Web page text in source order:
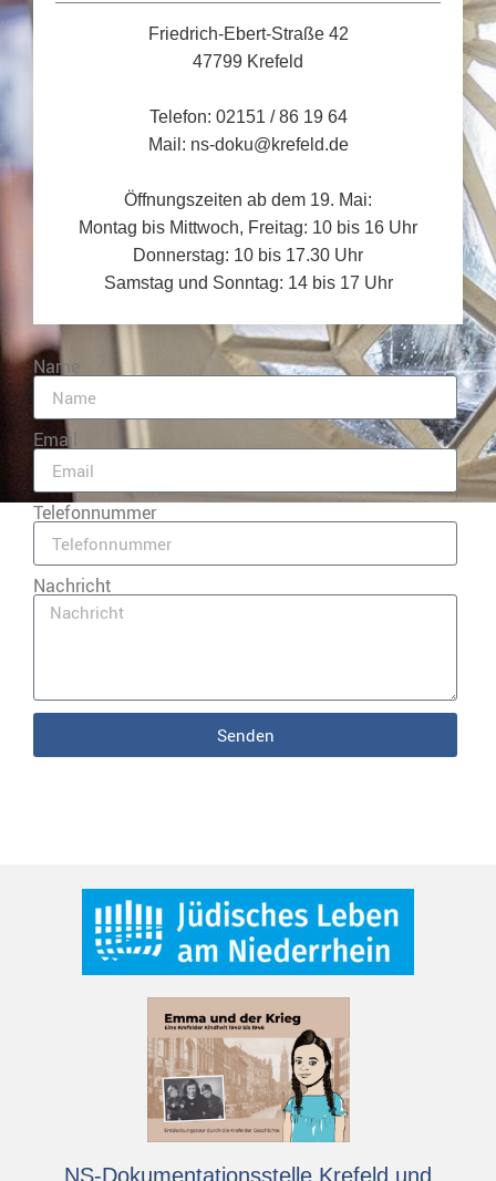
Friedrich-Ebert-Straße 42
47799 Krefeld
Telefon: 02151 / 86 19 64
Mail: ns-doku@krefeld.de
Öffnungszeiten ab dem 19. Mai:
Montag bis Mittwoch, Freitag: 10 bis 16 Uhr
Donnerstag: 10 bis 17.30 Uhr
Samstag und Sonntag: 14 bis 17 Uhr
Name
Email
Telefonnummer
Nachricht
Senden
NS-Dokumentationsstelle Krefeld und